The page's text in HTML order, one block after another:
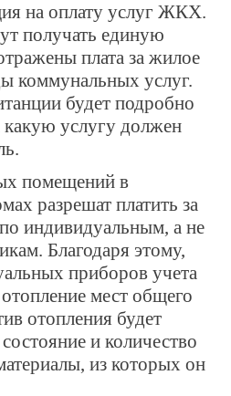
на оплату услуг ЖКХ.
получать единую
плата за жилое
коммунальных услуг.
будет подробно
какую услугу должен
помещений в
разрешат платить за
индивидуальным, а не
Благодаря этому,
приборов учета
мест общего
отопления будет
и количество
из которых он